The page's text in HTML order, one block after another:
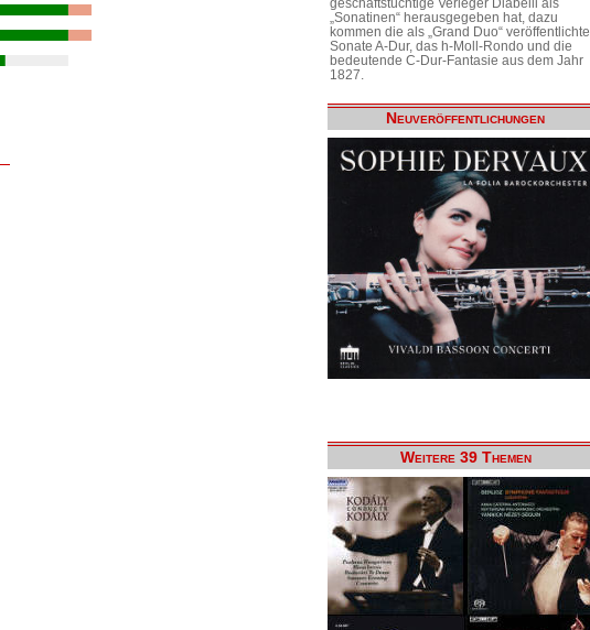
„Sonatinen“ herausgegeben hat, dazu
kommen die als „Grand Duo“ veröffentlichte
Sonate A-Dur, das h-Moll-Rondo und die
bedeutende C-Dur-Fantasie aus dem Jahr
1827.
Neuveröffentlichungen
Weitere 39 Themen